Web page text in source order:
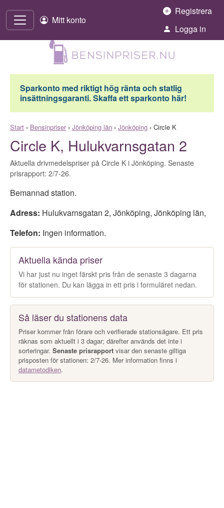
Mitt konto
Registrera
Logga in
Sparkonto med riktigt hög ränta och statlig
insättningsgaranti. Skaffa ett sparkonto här!
Start › Bensinpriser› Jönköping län › Jönköping › Circle K
Circle K, Hulukvarnsgatan 2
Aktuella drivmedelspriser på Circle K i Jönköping. Senaste
prisrapport: 2/7-26.
Bemannad station.
Adress: Hulukvarnsgatan 2, Jönköping, Jönköping län,
Telefon: Ingen information.
Aktuella kända priser
Vi har just nu inget färskt pris från de senaste 3 dagarna
för stationen. Du kan lägga in ett pris i formuläret nedan.
Så läser du stationens data
Priser kommer från förare och verifierade stationsägare. Ett pris
räknas som aktuellt i 3 dagar; därefter används det inte i
sorteringar. Senaste prisrapport visar den senaste giltiga
prisposten för stationen: 2/7-26. Mer information finns i
datametodiken.